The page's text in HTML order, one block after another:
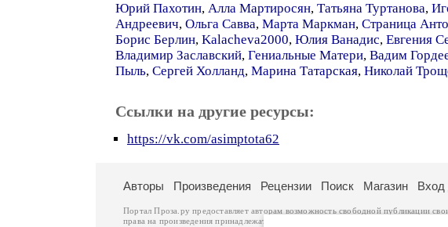
Юрий Пахотин, Алла Мартиросян, Татьяна Туртанова,
Андреевич, Ольга Савва, Марта Маркман, Страница
Борис Берлин, Kalacheva2000, Юлия Ванадис, Евгения
Владимир Заславский, Гениальные Матери, Вадим
Пыль, Сергей Холланд, Марина Татарская, Николай
Ссылки на другие ресурсы:
https://vk.com/asimptota62
Авторы Произведения Рецензии Поиск Магазин Вход
Портал Проза.ру предоставляет авторам возможность свободной публикации
права на произведения принадлежат авторам и охраняются
.